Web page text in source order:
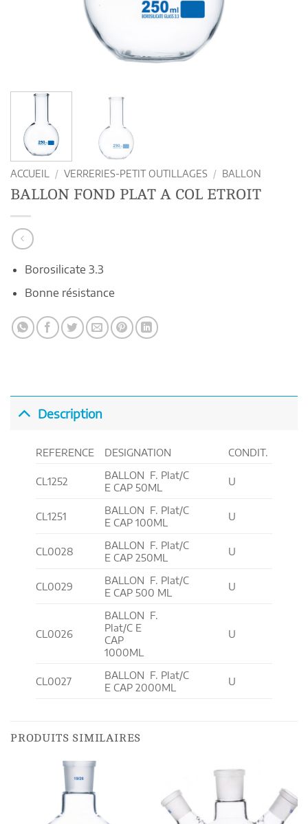
ACCUEIL / VERRERIES-PETIT OUTILLAGES / BALLON
BALLON FOND PLAT A COL ETROIT
Borosilicate 3.3
Bonne résistance
Description
REFERENCE DESIGNATION CONDIT.
CL1252
BALLON F. Plat/C
E CAP 50ML
U
CL1251
BALLON F. Plat/C
E CAP 100ML
U
CL0028
BALLON F. Plat/C
E CAP 250ML
U
CL0029
BALLON F. Plat/C
E CAP 500 ML
U
CL0026
BALLON F.
Plat/C E
CAP
1000ML
U
CL0027
BALLON F. Plat/C
E CAP 2000ML
U
PRODUITS SIMILAIRES